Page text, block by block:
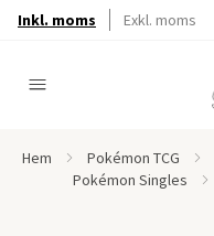
Inkl. moms Exkl. moms
Hem Pokémon TCG
Pokémon Singles